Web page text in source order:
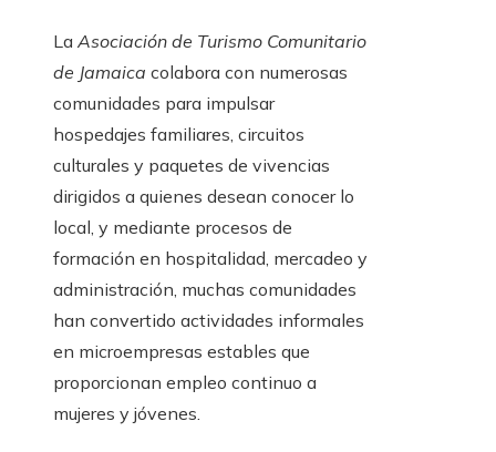
La Asociación de Turismo Comunitario
de Jamaica colabora con numerosas
comunidades para impulsar
hospedajes familiares, circuitos
culturales y paquetes de vivencias
dirigidos a quienes desean conocer lo
local, y mediante procesos de
formación en hospitalidad, mercadeo y
administración, muchas comunidades
han convertido actividades informales
en microempresas estables que
proporcionan empleo continuo a
mujeres y jóvenes.